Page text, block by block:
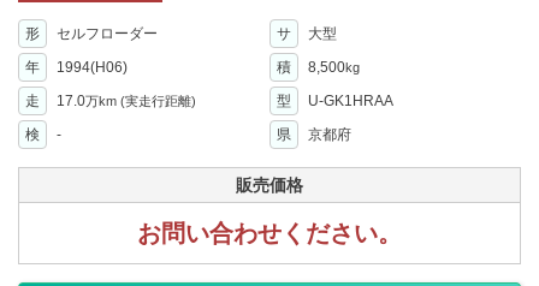
形 セルフローダー サ
大型
年
1994(H06) 積 8,500kg
走 17.0万km (実走行距離) 型
U-GK1HRAA
検
- 県 京都府
販売価格
お問い合わせください。